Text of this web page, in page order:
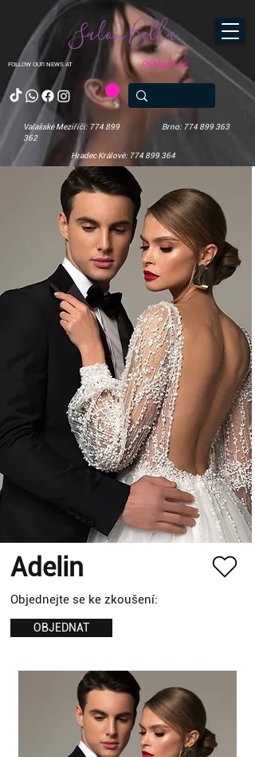
FOLLOW OUR NEWS AT
Salon Bella
Valašské Meziříčí: 774 899
362
Brno: 774 899 363
Hradec Králové: 774 899 364
Přihlásit se
Adelin
Objednejte se ke zkoušení:
OBJEDNAT